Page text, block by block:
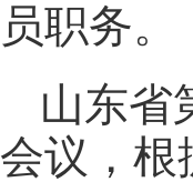
员职务。
山东省
会议，根